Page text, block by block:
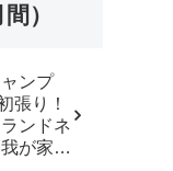
）
ャンプ
張り！
ンドネ
が家で